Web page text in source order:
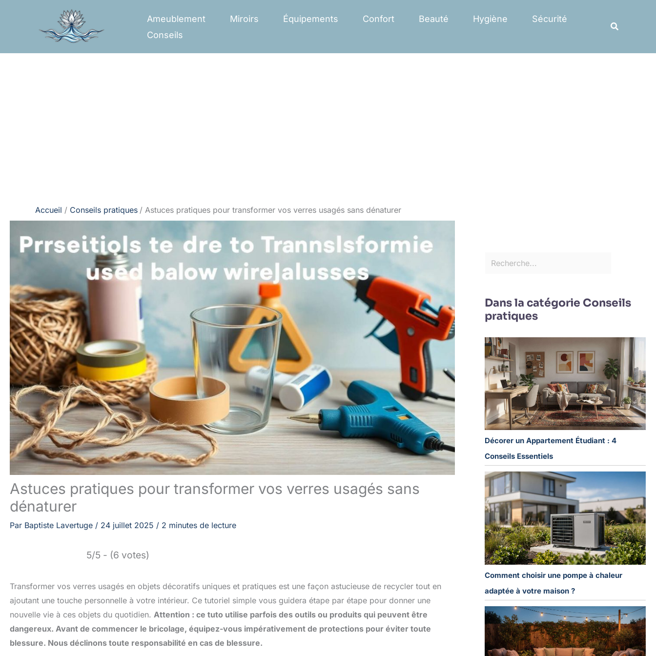
Ameublement Miroirs Équipements Confort Beauté Hygiène
Sécurité
Conseils
Accueil Conseils pratiques Astuces pratiques pour transformer vos verres usagés sans dénaturer
Astuces pratiques pour transformer vos verres usagés sans
dénaturer
Par Baptiste Lavertuge / 24 juillet 2025 / 2 minutes de lecture
5/5 - (6 votes)
Transformer vos verres usagés en objets décoratifs uniques et pratiques est une façon astucieuse de recycler tout en
ajoutant une touche personnelle à votre intérieur. Ce tutoriel simple vous guidera étape par étape pour donner une
nouvelle vie à ces objets du quotidien. Attention : ce tuto utilise parfois des outils ou produits qui peuvent être
dangereux. Avant de commencer le bricolage, équipez-vous impérativement de protections pour éviter toute
blessure. Nous déclinons toute responsabilité en cas de blessure.
Dans la catégorie Conseils
pratiques
Décorer un Appartement Étudiant : 4
Conseils Essentiels
Comment choisir une pompe à chaleur
adaptée à votre maison ?